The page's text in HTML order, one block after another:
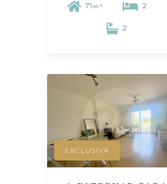
71 m² 2
2
EXCLUSIVA